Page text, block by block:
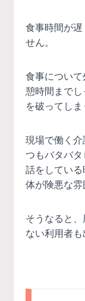
食事時間が遅
せん。
食事につい
憩時間まで
を破ってしま
現場で働く
つもバタバ
話をしてい
体が険悪な雰
そうなると
ない利用者も